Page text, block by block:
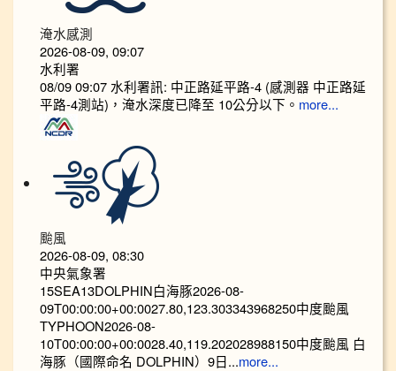
淹水感測
2026-08-09, 09:07
水利署
08/09 09:07 水利署訊: 中正路延平路-4 (感測器 中正路延
平路-4測站)，淹水深度已降至 10公分以下。​​ more...
颱風
2026-08-09, 08:30
中央氣象署
15SEA13DOLPHIN白海豚2026-08-
09T00:00:00+00:0027.80,123.303343968250中度颱風
TYPHOON2026-08-
10T00:00:00+00:0028.40,119.202028988150中度颱風 白
海豚（國際命名 DOLPHIN）9日...more...